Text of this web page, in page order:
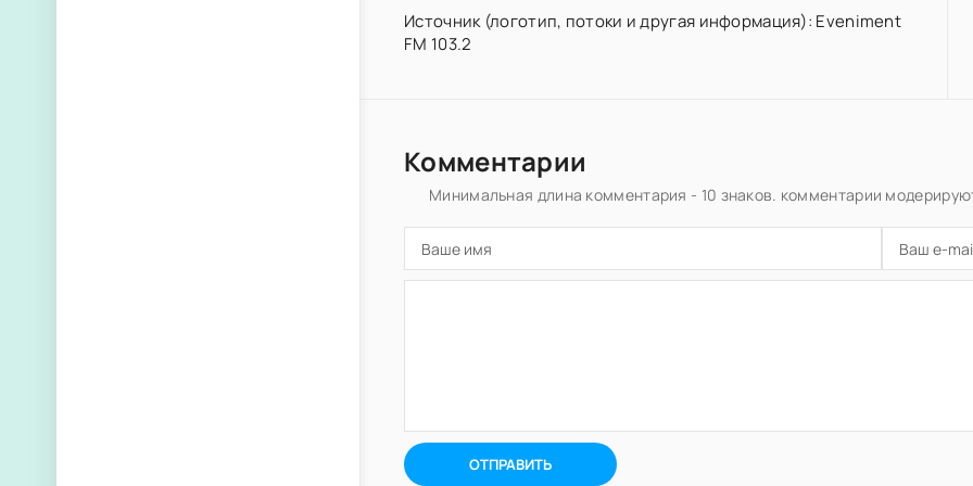
Источник (логотип, потоки и другая информация): Eveniment
FM 103.2
Комментарии
Минимальная длина комментария - 10 знаков. комментарии
ОТПРАВИТЬ